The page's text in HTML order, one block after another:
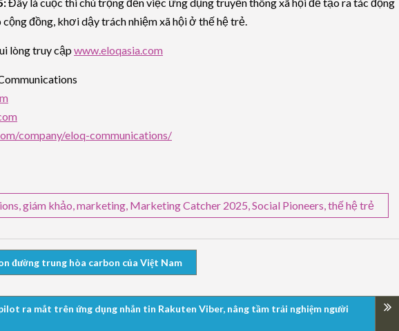
đồng, khơi dậy trách nhiệm xã hội ở thế hệ trẻ.
lòng truy cập www.eloqasia.com
company/eloq-communications/
,giám khảo,marketing, Marketing Catcher 2025,Social Pioneers,thế hệ trẻ
đường trung hòa carbon của Việt Nam
ra mắt trên ứng dụng nhắn tin Rakuten Viber, nâng tầm trải nghiệm người